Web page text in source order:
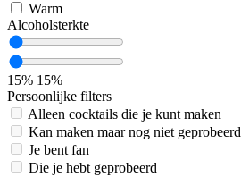
Warm
Alcoholsterkte
15% 15%
Persoonlijke filters
Alleen cocktails die je kunt maken
Kan maken maar nog niet geprobeerd
Je bent fan
Die je hebt geprobeerd